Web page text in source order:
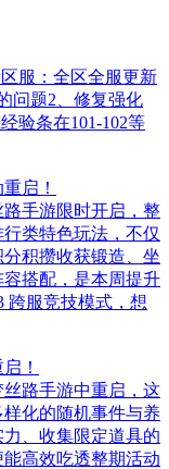
服：全区全服更新
问题2、修复强化
验条在101-102等
启！
手游限时开启，整
类特色玩法，不仅
积攒收获锻造、坐
搭配，是本周提升
跨服竞技模式，想
！
路手游中重启，这
化的随机事件与养
、收集限定道具的
高效吃透整期活动